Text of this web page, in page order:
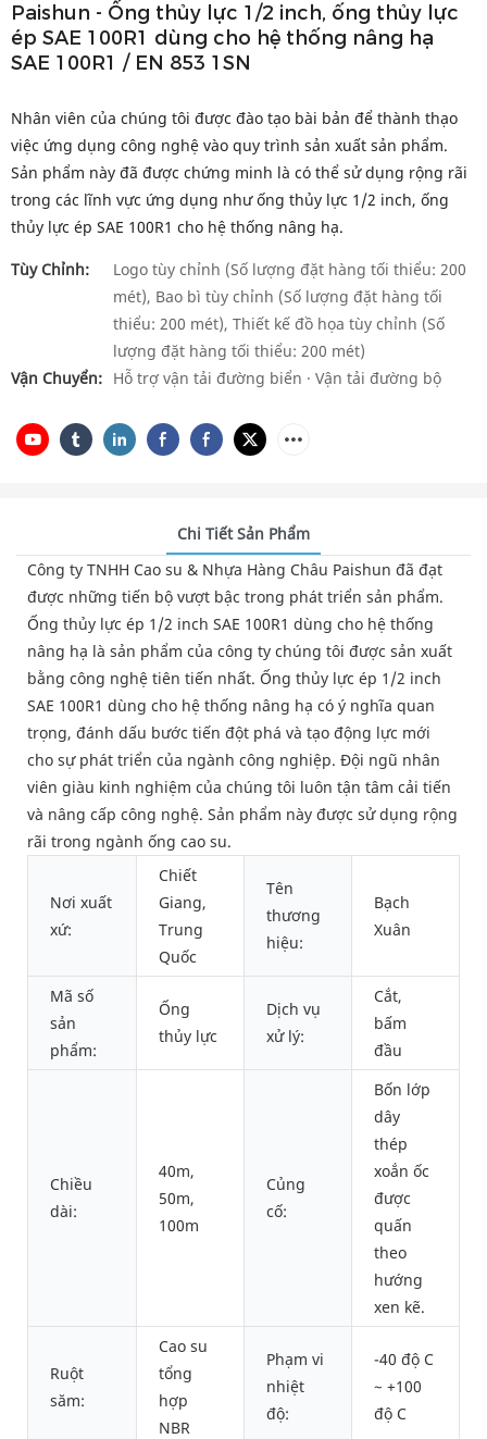
Paishun - Ống thủy lực 1/2 inch, ống thủy lực
ép SAE 100R1 dùng cho hệ thống nâng hạ
SAE 100R1 / EN 853 1SN
Nhân viên của chúng tôi được đào tạo bài bản để thành thạo
việc ứng dụng công nghệ vào quy trình sản xuất sản phẩm.
Sản phẩm này đã được chứng minh là có thể sử dụng rộng rãi
trong các lĩnh vực ứng dụng như ống thủy lực 1/2 inch, ống
thủy lực ép SAE 100R1 cho hệ thống nâng hạ.
Tùy Chỉnh:
Logo tùy chỉnh (Số lượng đặt hàng tối thiểu: 200
mét), Bao bì tùy chỉnh (Số lượng đặt hàng tối
thiểu: 200 mét), Thiết kế đồ họa tùy chỉnh (Số
lượng đặt hàng tối thiểu: 200 mét)
Vận Chuyển: Hỗ trợ vận tải đường biển · Vận tải đường bộ
Chi Tiết Sản Phẩm
Công ty TNHH Cao su & Nhựa Hàng Châu Paishun đã đạt
được những tiến bộ vượt bậc trong phát triển sản phẩm.
Ống thủy lực ép 1/2 inch SAE 100R1 dùng cho hệ thống
nâng hạ là sản phẩm của công ty chúng tôi được sản xuất
bằng công nghệ tiên tiến nhất. Ống thủy lực ép 1/2 inch
SAE 100R1 dùng cho hệ thống nâng hạ có ý nghĩa quan
trọng, đánh dấu bước tiến đột phá và tạo động lực mới
cho sự phát triển của ngành công nghiệp. Đội ngũ nhân
viên giàu kinh nghiệm của chúng tôi luôn tận tâm cải tiến
và nâng cấp công nghệ. Sản phẩm này được sử dụng rộng
rãi trong ngành ống cao su.
Nơi xuất
xứ:
Chiết
Giang,
Trung
Quốc
Tên
thương
hiệu:
Bạch
Xuân
Mã số
sản
phẩm:
Ống
thủy lực
Dịch vụ
xử lý:
Cắt,
bấm
đầu
Chiều
dài:
40m,
50m,
100m
Củng
cố:
Bốn lớp
dây
thép
xoắn ốc
được
quấn
theo
hướng
xen kẽ.
Ruột
săm:
Cao su
tổng
hợp
NBR
Phạm vi
nhiệt
độ:
-40 độ C
~ +100
độ C